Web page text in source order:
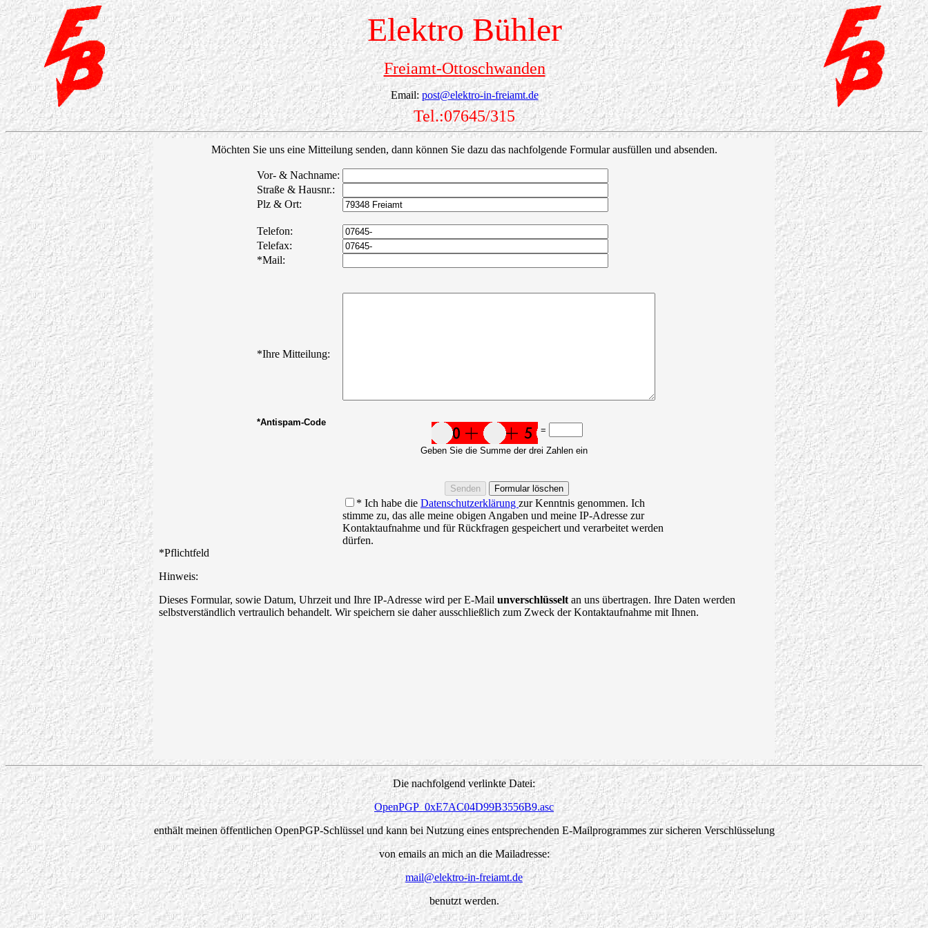
Elektro Bühler
Freiamt-Ottoschwanden
Email: post@elektro-in-freiamt.de
Tel.:07645/315
Die nachfolgend verlinkte Datei:
OpenPGP_0xE7AC04D99B3556B9.asc
enthält meinen öffentlichen OpenPGP-Schlüssel und kann bei Nutzung eines entsprechenden E-Mailprogrammes zur sicheren Verschlüsselung
von emails an mich an die Mailadresse:
mail@elektro-in-freiamt.de
benutzt werden.